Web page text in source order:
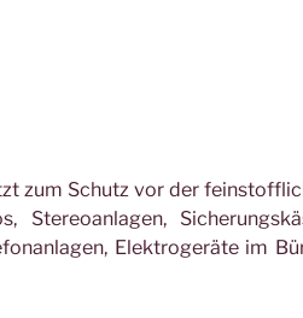
zum Schutz vor der
Stereoanlagen,
Elektrogeräte im